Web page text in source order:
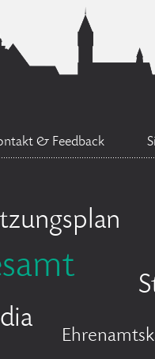
& Feedback